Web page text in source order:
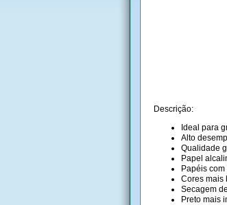
Descrição:
Ideal para
Alto
Qualidade
Papel
Papéis
Cores mais
Secagem
Preto mais